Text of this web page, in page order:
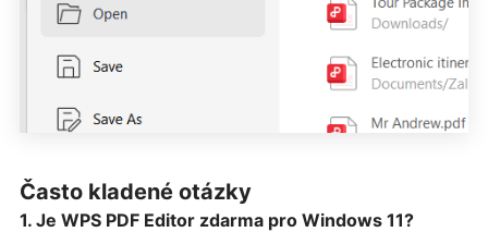
Často kladené otázky
1. Je WPS PDF Editor zdarma pro Windows 11?